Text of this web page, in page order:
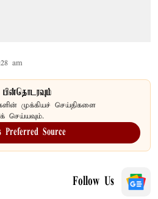
am
பின்தொடரவும்
முக்கியச் செய்திகளை
செய்யவும்.
Preferred Source
Follow Us